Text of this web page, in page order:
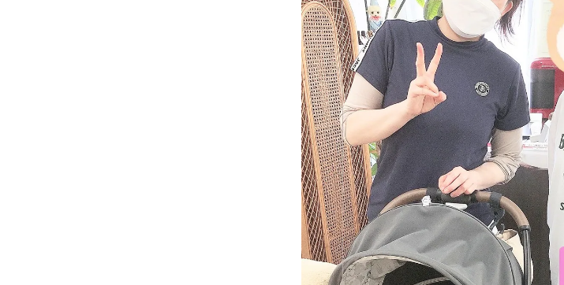
妊活 腸内環境
体外受精前整体
妊活ケア整体 よくある質問
妊娠中の症状
逆子
妊娠中の腰
妊娠中の首
妊娠中の肩